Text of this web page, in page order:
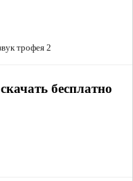
трофея 2
бесплатно